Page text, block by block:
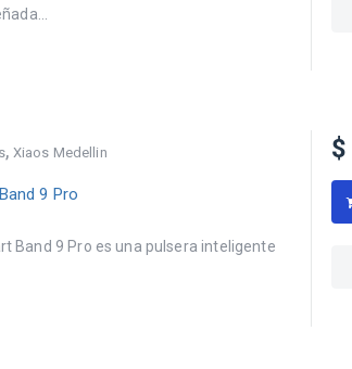
, Xiaos Medellin
9 Pro
Band 9 Pro es una pulsera inteligente
$